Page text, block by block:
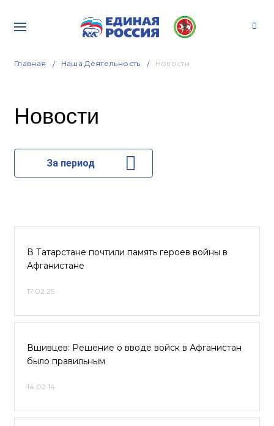
Главная Наша Деятельность Новости
Новости
За период
В Татарстане почтили память героев войны в
Афганистане
17.02.25
Вшивцев: Решение о вводе войск в Афганистан
было правильным
14.02.14